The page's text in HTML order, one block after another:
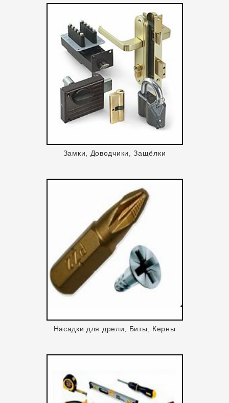
Замки, Доводчики, Защёлки
Насадки для дрели, Биты, Керны